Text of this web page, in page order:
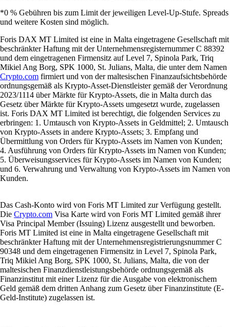
*0 % Gebühren bis zum Limit der jeweiligen Level-Up-Stufe. Spreads
und weitere Kosten sind möglich.
Foris DAX MT Limited ist eine in Malta eingetragene Gesellschaft mit
beschränkter Haftung mit der Unternehmensregisternummer C 88392
und dem eingetragenen Firmensitz auf Level 7, Spinola Park, Triq
Mikiel Ang Borg, SPK 1000, St. Julians, Malta, die unter dem Namen
Crypto.com firmiert und von der maltesischen Finanzaufsichtsbehörde
ordnungsgemäß als Krypto-Asset-Dienstleister gemäß der Verordnung
2023/1114 über Märkte für Krypto-Assets, die in Malta durch das
Gesetz über Märkte für Krypto-Assets umgesetzt wurde, zugelassen
ist. Foris DAX MT Limited ist berechtigt, die folgenden Services zu
erbringen: 1. Umtausch von Krypto-Assets in Geldmittel; 2. Umtausch
von Krypto-Assets in andere Krypto-Assets; 3. Empfang und
Übermittlung von Orders für Krypto-Assets im Namen von Kunden;
4. Ausführung von Orders für Krypto-Assets im Namen von Kunden;
5. Überweisungsservices für Krypto-Assets im Namen von Kunden;
und 6. Verwahrung und Verwaltung von Krypto-Assets im Namen von
Kunden.
Das Cash-Konto wird von Foris MT Limited zur Verfügung gestellt.
Die Crypto.com Visa Karte wird von Foris MT Limited gemäß ihrer
Visa Principal Member (Issuing) Lizenz ausgestellt und beworben.
Foris MT Limited ist eine in Malta eingetragene Gesellschaft mit
beschränkter Haftung mit der Unternehmensregistrierungsnummer C
90348 und dem eingetragenen Firmensitz in Level 7, Spinola Park,
Triq Mikiel Ang Borg, SPK 1000, St. Julians, Malta, die von der
maltesischen Finanzdienstleistungsbehörde ordnungsgemäß als
Finanzinstitut mit einer Lizenz für die Ausgabe von elektronischem
Geld gemäß dem dritten Anhang zum Gesetz über Finanzinstitute (E-
Geld-Institute) zugelassen ist.